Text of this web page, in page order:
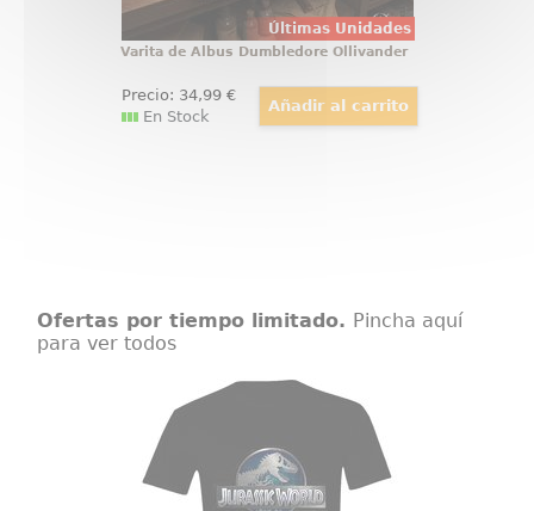
Últimas Unidades
Varita de Albus Dumbledore Ollivander
Precio: 34,99€
En Stock
Ofertas por tiempo limitado. Pincha aquí
para ver todos
Camiseta Jurassic World S Logo
Camiseta con el logo de Jurassic
World película dirigida por Colin
Trevorrow y protagonizada por
Chris Pratt y Bryce Dallas Howard.
Disfruta con está camiseta y
revive todas las aventuras de este